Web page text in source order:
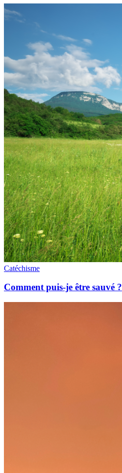
Catéchisme
Comment puis-je être sauvé ?